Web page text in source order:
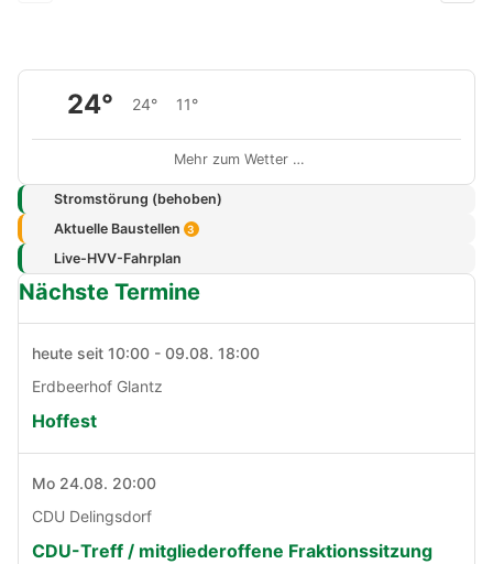
24° 24° 11°
Mehr zum Wetter …
Stromstörung (behoben)
Aktuelle Baustellen 3
Live-HVV-Fahrplan
Nächste Termine
heute seit 10:00 - 09.08. 18:00
Erdbeerhof Glantz
Hoffest
Mo 24.08. 20:00
CDU Delingsdorf
CDU-Treff / mitgliederoffene Fraktionssitzung